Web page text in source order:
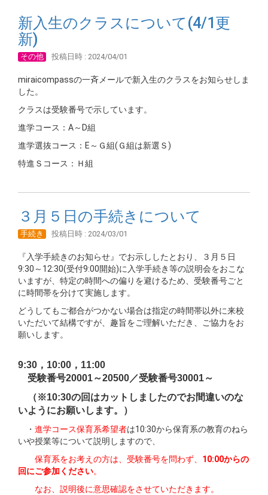
新入生のクラスについて(4/1更
新)
その他 投稿日時 : 2024/04/01
miraicompassの一斉メールで新入生のクラスをお知らせしま
した。
クラスは受験番号で示しています。
進学コース：A～D組
進学選抜コース：E～Ｇ組(Ｇ組は新選Ｓ)
特進Ｓコース：Ｈ組
３月５日の手続きについて
手続き 投稿日時 : 2024/03/01
『入学手続きのお知らせ』でお示ししたとおり、３月５日
9:30～12:30(受付9:00開始)に入学手続き等の説明会をおこな
いますが、特定の時間への偏りを避けるため、受験番号ごと
に時間帯を分けて実施します。
どうしてもご都合がつかない場合は指定の時間帯以外に来校
いただいて結構ですが、趣旨をご理解いただき、ご協力をお
願いします。
9:30，10:00，11:00
受験番号20001～20500／受験番号30001～
（※10:30の回はカットしましたのでお間違いのな
いようにお願いします。）
・ 進学コース保育系希望者は10:30から保育系の教育のねら
いや授業等について説明しますので、
保育系をお考えの方は、受験番号を問わず、 10:00からの
回にご参加ください。
なお、説明後に意思確認をさせていただきます。